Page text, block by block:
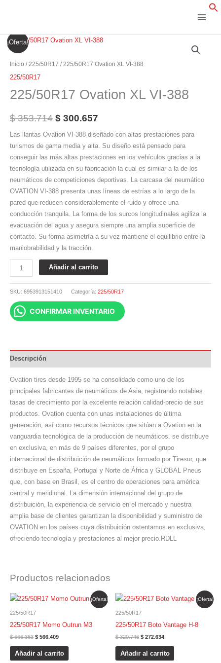
¡Oferta!
Inicio / 225/50R17 / 225/50R17 Ovation XL VI-388
225/50R17
225/50R17 Ovation XL VI-388
$353.714
El
precio
era:
$ 353.714.
$ 300.657
El
precio
es:
Las llantas Ovation VI-388 diseñado con altas prestaciones para
turismos de gama media y alta. Su diseño está pensado para
conseguir las más altas prestaciones en los vehículos gracias a la
tecnología utilizada en su fabricación la cual es similar a la de los
neumáticos de competiciones deportivas. La carcasa del neumático
OVATION VI-388 presenta unas líneas de estrías a lo largo de la
pared que reducen considerablemente el ruido y ofrece una
conducción tranquila. La forma de los surcos longitudinales agiliza la
evacuación del agua y asegura siempre una amplia superficie de
contacto. Su forma asimetría a su vez mantiene el equilibrio entre la
maniobrabilidad y la tracción.
225/50R17
Ovation
XL
VI-
cantidad
Añadir al carrito
SKU: 6953913151410 Categoría: 225/50R17
CONFIRMAR INVENTARIO
Descripción
Ovation tires desde 1995 se ha consolidado como uno de los
principales fabricantes de neumáticos de Asia, registrando notables
tasas de crecimiento por la excelente relación calidad-precio de sus
productos. Ovation cuenta con unas instalaciones de última
generación, así como recursos técnicos que sitúan a Ovation en la
vanguardia tecnológica de la producción de neumáticos. se distribuye
en exclusiva, en más de 9 países diferentes, por el grupo
internacional de distribuición de neumáticos formado por Tiresur, que
distribuye en España, Portugal y Norte de África y GLOBAL Pneus
que, con base en Brasil, es el centro de operaciones para américa
central y meridional. La dimensión internacional del grupo de
distribuición, la experiencia de servicio en el mercado y nuestra
amplia base de clientes garantizan la disponibilidad y suministro de
OVATION en los países cuya distribuición ostentamos en exclusiva,
ofreciendo tecnología y prestaciones al mejor precio.RDLL
Productos relacionados
¡Oferta!
225/50R17
225/50R17 Momo Outrun M3
$666.363
El
precio
original
$ 666.363.
$ 566.409
precio
$ 566.409.
Añadir al carrito
¡Oferta!
225/50R17
225/50R17 Boto Vantage H-8
$320.746
El
precio
original
$ 320.746.
$ 272.634
El
precio
$ 272.634.
Añadir al carrito